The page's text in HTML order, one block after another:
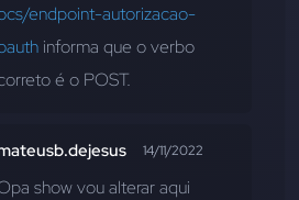
endpoint-autorizacao-
informa que o verbo
é o POST.
14/11/2022
show vou alterar aqui